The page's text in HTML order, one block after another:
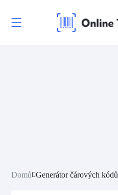
Domů Generátor čárových kódů